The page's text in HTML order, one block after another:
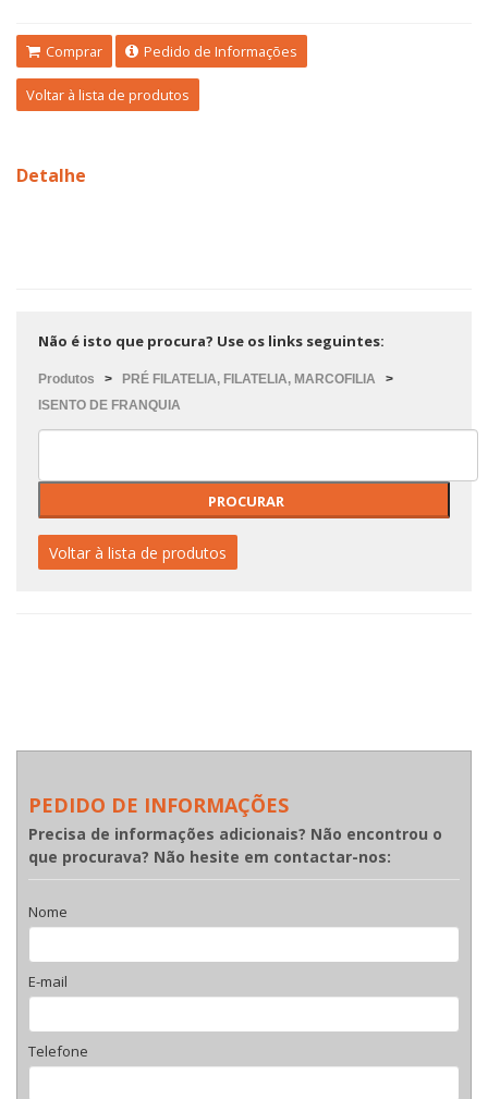
Comprar Pedido de Informações
Voltar à lista de produtos
Detalhe
Não é isto que procura? Use os links seguintes:
Produtos > PRÉ FILATELIA, FILATELIA, MARCOFILIA
>
ISENTO DE FRANQUIA
Voltar à lista de produtos
PEDIDO DE INFORMAÇÕES
Precisa de informações adicionais? Não encontrou o
que procurava? Não hesite em contactar-nos:
Nome
E-mail
Telefone